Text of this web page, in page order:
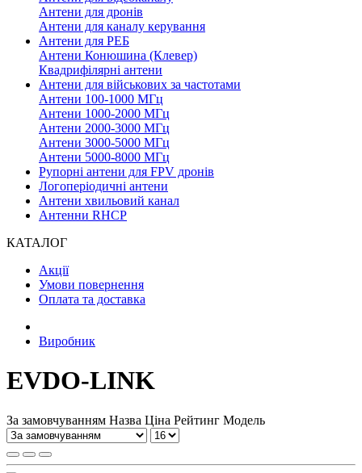
Антени для дронів
Антени для каналу керування
Антени для РЕБ
Антени Конюшина (Клевер)
Квадрифілярні антени
Антени для військових за частотами
Антени 100-1000 МГц
Антени 1000-2000 МГц
Антени 2000-3000 МГц
Антени 3000-5000 МГц
Антени 5000-8000 МГц
Рупорні антени для FPV дронів
Логоперіодичні антени
Антени хвильовий канал
Антенни RHCP
КАТАЛОГ
Акції
Умови повернення
Оплата та доставка
Виробник
EVDO-LINK
За замовчуванням Назва Ціна Рейтинг Модель